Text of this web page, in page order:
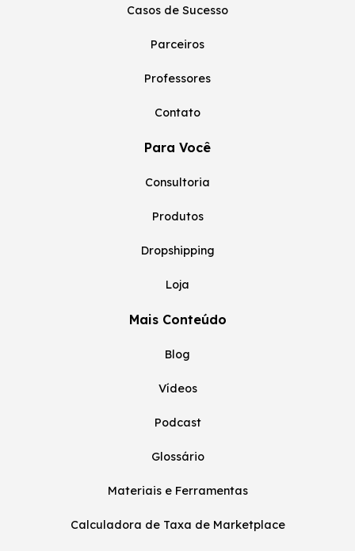
Casos de Sucesso
Parceiros
Professores
Contato
Para Você
Consultoria
Produtos
Dropshipping
Loja
Mais Conteúdo
Blog
Vídeos
Podcast
Glossário
Materiais e Ferramentas
Calculadora de Taxa de Marketplace